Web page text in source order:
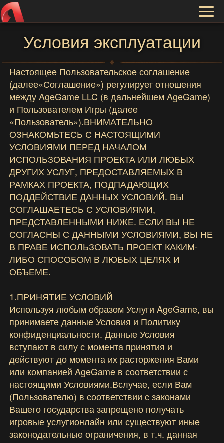
Условия эксплуатации
Настоящее Пользовательское соглашение
(далее«Соглашение») регулирует отношения
между AgeGame LLC (в дальнейшем AgeGame)
и Пользователем Игры (далее
«Пользователь»).ВНИМАТЕЛЬНО
ОЗНАКОМЬТЕСЬ С НАСТОЯЩИМИ
УСЛОВИЯМИ ПЕРЕД НАЧАЛОМ
ИСПОЛЬЗОВАНИЯ ПРОЕКТА ИЛИ ЛЮБЫХ
ДРУГИХ УСЛУГ, ПРЕДОСТАВЛЯЕМЫХ В
РАМКАХ ПРОЕКТА, ПОДПАДАЮЩИХ
ПОДДЕЙСТВИЕ ДАННЫХ УСЛОВИЙ. ВЫ
СОГЛАШАЕТЕСЬ С УСЛОВИЯМИ,
ПРЕДСТАВЛЕННЫМИ НИЖЕ. ЕСЛИ ВЫ НЕ
СОГЛАСНЫ С ДАННЫМИ УСЛОВИЯМИ, ВЫ НЕ
В ПРАВЕ ИСПОЛЬЗОВАТЬ ПРОЕКТ КАКИМ-
ЛИБО СПОСОБОМ В ЛЮБЫХ ЦЕЛЯХ И
ОБЪЕМЕ.
1.ПРИНЯТИЕ УСЛОВИЙ
Используя любым образом Услуги AgeGame, вы
принимаете данные Условия и Политику
конфиденциальности. Данные Условия
вступают в силу с момента принятия и
действуют до момента их расторжения Вами
или компанией AgeGame в соответствии с
настоящими Условиями.Вслучае, если Вам
(Пользователю) в соответствии с законами
Вашего государства запрещено получать
игровые услугионлайн или существуют иные
законодательные ограничения, в т.ч. данная